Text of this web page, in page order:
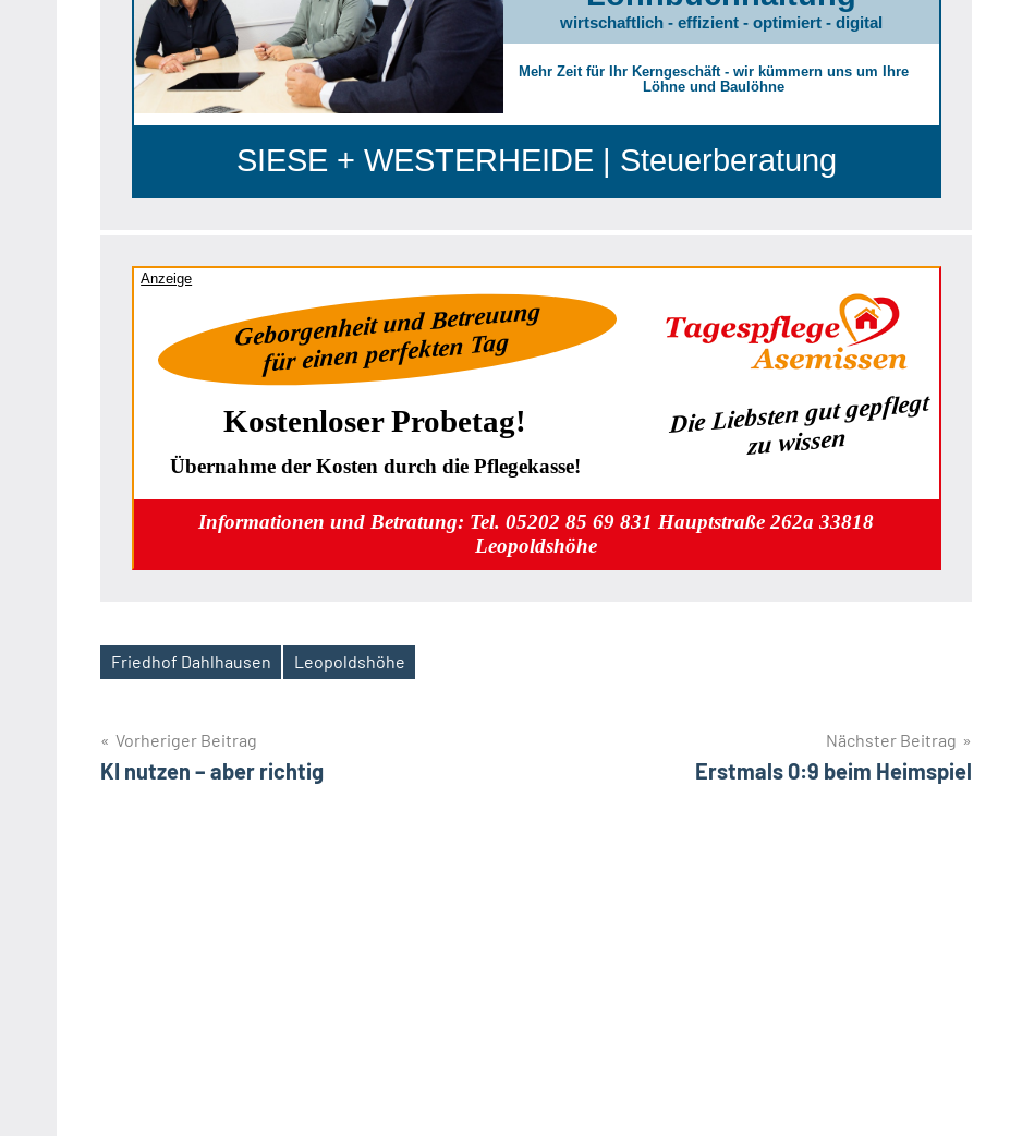
wirtschaftlich - effizient - optimiert - digital
Mehr Zeit für Ihr Kerngeschäft - wir kümmern uns um Ihre
Löhne und Baulöhne
SIESE + WESTERHEIDE | Steuerberatung
Anzeige
Geborgenheit und Betreuung
für einen perfekten Tag
Kostenloser Probetag!
Übernahme der Kosten durch die Pflegekasse!
Die Liebsten gut gepflegt
zu wissen
Informationen und Betratung: Tel. 05202 85 69 831 Hauptstraße 262a 33818
Leopoldshöhe
Schlagwörter
Friedhof Dahlhausen Leopoldshöhe
Beitragsnavigation
Vorheriger Beitrag
KI nutzen – aber richtig
Nächster Beitrag
Erstmals 0:9 beim Heimspiel